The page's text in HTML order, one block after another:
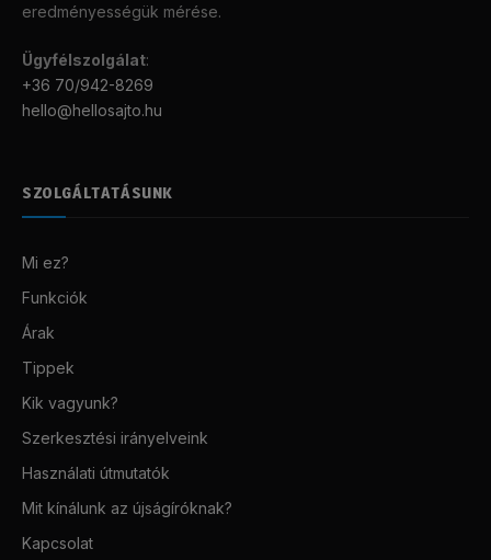
eredményességük mérése.
Ügyfélszolgálat:
+36 70/942-8269
hello@hellosajto.hu
SZOLGÁLTATÁSUNK
Mi ez?
Funkciók
Árak
Tippek
Kik vagyunk?
Szerkesztési irányelveink
Használati útmutatók
Mit kínálunk az újságíróknak?
Kapcsolat